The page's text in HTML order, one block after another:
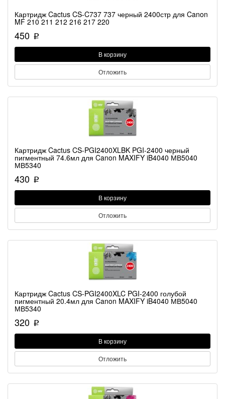
Картридж Cactus CS-C737 737 черный 2400стр для Canon
MF 210 211 212 216 217 220
450 p
В корзину
Отложить
Картридж Cactus CS-PGI2400XLBK PGI-2400 черный
пигментный 74.6мл для Canon MAXIFY iB4040 МВ5040
МВ5340
430 p
В корзину
Отложить
Картридж Cactus CS-PGI2400XLC PGI-2400 голубой
пигментный 20.4мл для Canon MAXIFY iB4040 МВ5040
МВ5340
320 p
В корзину
Отложить